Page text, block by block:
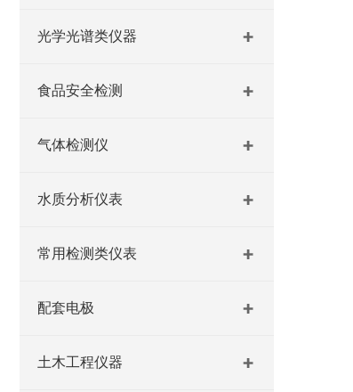
光学光谱类仪器
食品安全检测
气体检测仪
水质分析仪表
常用检测类仪表
配套电极
土木工程仪器